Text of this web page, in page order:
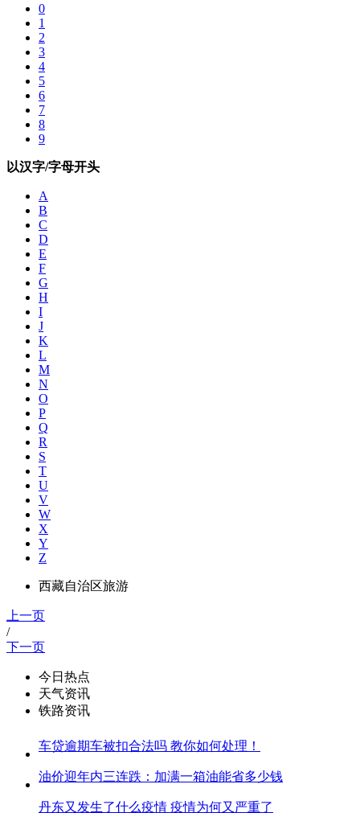
0
1
2
3
4
5
6
7
8
9
以汉字/字母开头
A
B
C
D
E
F
G
H
I
J
K
L
M
N
O
P
Q
R
S
T
U
V
W
X
Y
Z
西藏自治区旅游
上一页
/
下一页
今日热点
天气资讯
铁路资讯
车贷逾期车被扣合法吗 教你如何处理！
油价迎年内三连跌：加满一箱油能省多少钱
丹东又发生了什么疫情 疫情为何又严重了